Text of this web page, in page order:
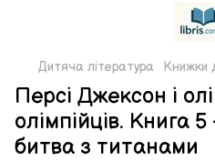
Дитяча література Книжки
Персі Джексон і
олімпійців. Книга
битва з титанами